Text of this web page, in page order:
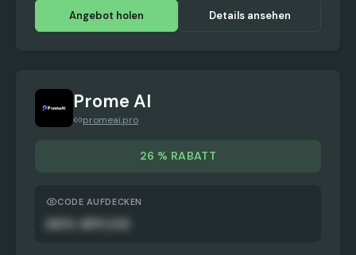
Angebot holen Details ansehen
Prome AI
promeai.pro
26 % RABATT
CODE AUFDECKEN